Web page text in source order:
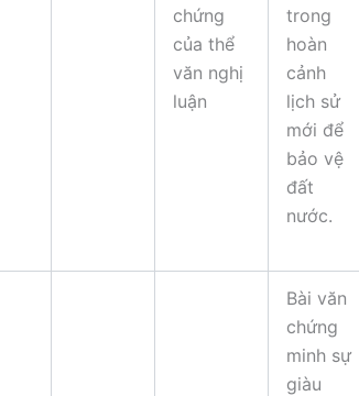
chứng
của thể
văn nghị
luận
trong
hoàn
cảnh
lịch sử
mới để
bảo vệ
đất
nước.
Bài văn
chứng
minh sự
giàu